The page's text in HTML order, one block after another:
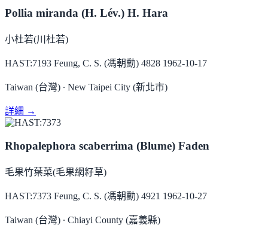
Pollia miranda (H. Lév.) H. Hara
小杜若(川杜若)
HAST:7193 Feung, C. S. (馮朝勳) 4828 1962-10-17
Taiwan (台灣) ∙ New Taipei City (新北市)
詳細 →
Rhopalephora scaberrima (Blume) Faden
毛果竹葉菜(毛果網籽草)
HAST:7373 Feung, C. S. (馮朝勳) 4921 1962-10-27
Taiwan (台灣) ∙ Chiayi County (嘉義縣)